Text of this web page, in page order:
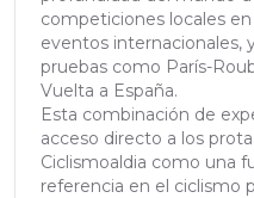
competiciones locales
eventos internacionales,
pruebas como París-
Vuelta a España.
Esta combinación de
acceso directo a los
Ciclismoaldia como una
referencia en el ciclismo